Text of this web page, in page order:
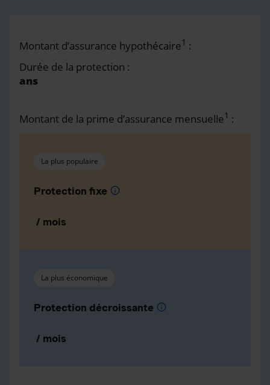
Montant d’assurance hypothécaire1 :
Durée de la protection :
ans
Montant de la prime d’assurance mensuelle1 :
La plus populaire
Protection fixe info
/ mois
La plus économique
Protection décroissante info
/ mois